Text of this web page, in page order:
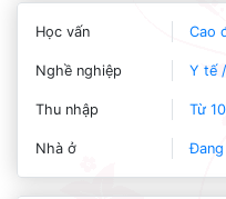
Học vấn Cao
Nghề nghiệp Y tế
Thu nhập Từ
Nhà ở